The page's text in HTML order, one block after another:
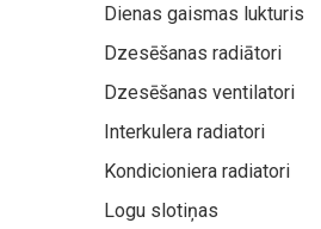
Dienas gaismas lukturis
Dzesēšanas radiātori
Dzesēšanas ventilatori
Interkulera radiatori
Kondicioniera radiatori
Logu slotiņas